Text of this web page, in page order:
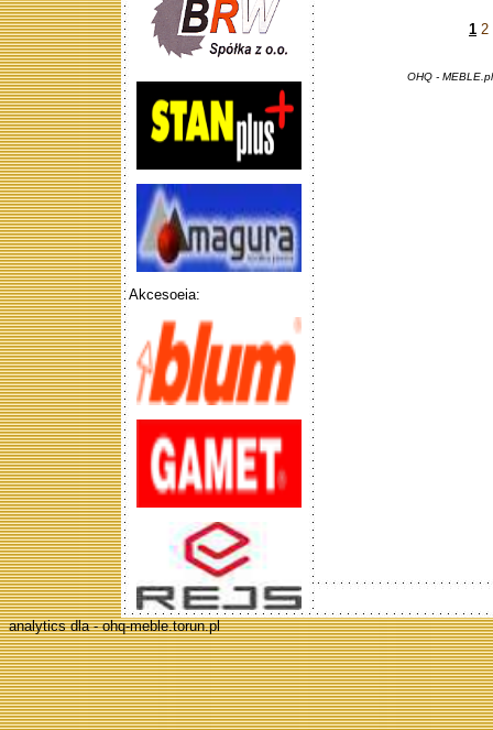
Akcesoeia:
1 2
OHQ -
analytics dla - ohq-meble.torun.pl